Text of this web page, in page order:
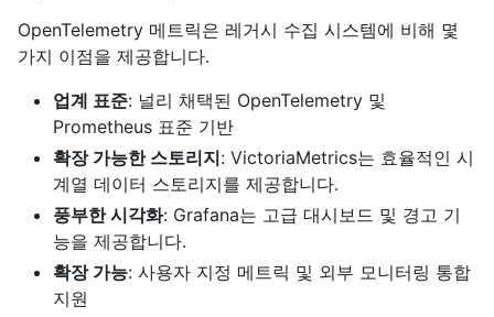
OpenTelemetry 메트릭은 레거시 수집 시스템에 비해 몇
가지 이점을 제공합니다.
업계 표준: 널리 채택된 OpenTelemetry 및
Prometheus 표준 기반
확장 가능한 스토리지: VictoriaMetrics는 효율적인 시
계열 데이터 스토리지를 제공합니다.
풍부한 시각화: Grafana는 고급 대시보드 및 경고 기
능을 제공합니다.
확장 가능: 사용자 지정 메트릭 및 외부 모니터링 통합
지원